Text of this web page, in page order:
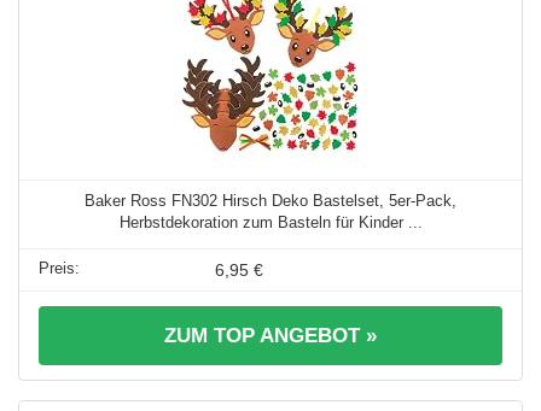
Baker Ross FN302 Hirsch Deko Bastelset, 5er-Pack,
Herbstdekoration zum Basteln für Kinder ...
6,95 €
ZUM TOP ANGEBOT »